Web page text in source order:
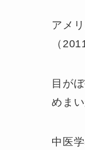
アメ
（
目が
めま
中医